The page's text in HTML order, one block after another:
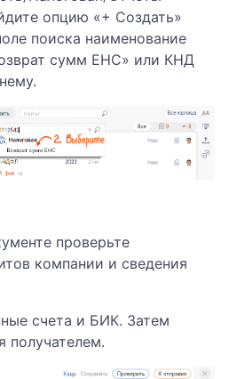
опцию «+ Создать»
поиска наименование
сумм ЕНС» или КНД
проверьте
компании и сведения
счета и БИК. Затем
получателем.